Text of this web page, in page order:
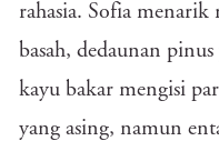
rahasia. Sofia menarik
basah, dedaunan
kayu bakar mengisi
yang asing, namun